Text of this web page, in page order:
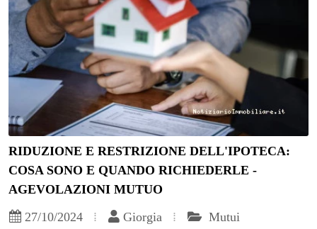
RIDUZIONE E RESTRIZIONE DELL'IPOTECA:
COSA SONO E QUANDO RICHIEDERLE -
AGEVOLAZIONI MUTUO
27/10/2024
Giorgia Mutui